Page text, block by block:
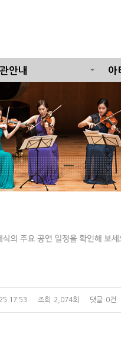
안내 아
17:53 조회 2,074회 댓글 0건